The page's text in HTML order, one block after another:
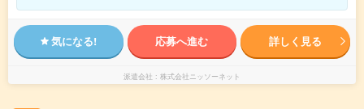
気になる! 応募へ進む 詳しく見る
派遣会社 株式会社ニッソーネット